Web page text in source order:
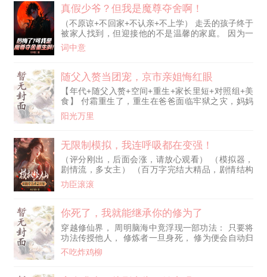
精髓，折服众多玩家！ 外国玩家纷纷拜倒在博大精
深的成语中！
真假少爷？但我是魔尊夺舍啊！
（不原谅+不回家+不认亲+不上学） 走丢的孩子终于
被家人找到，但迎接他的不是温馨的家庭。 因为一
个更受宠的养子代替了他。 处处被刁难，忍受不了
无尽偏见的他结束了自己的性命。 临死之际，魔尊
何为家人？ 提供负面情绪供我修炼，亦或者万魂幡
里一聚吧！ 秦长生直接脱离家族，利用魔道手段疯
狂提升实力。 同时发现这养子竟是私生子。 他略施
小计，就让私生子将秦家搞得家破人亡，更让私生子
杀死了秦父。 可同时，他惊讶地发现，自己已经闯
词中意
随父入赘当团宠，京市亲姐悔红眼
【年代+随父入赘+空间+重生+家长里短+对照组+美
食】 付霜重生了，重生在爸爸面临牢狱之灾，妈妈
急着改嫁去京市的这天。 前世她跟着改嫁的妈妈，
非但没过上好日子，还被周家父子轮流侵犯，被当成
死…… 这一次，她选择留下，陪着爸爸。 刚要拒绝
妈妈，妹妹下跪哭求去京市。 听着妹妹的话，对上
妹妹满含恨意的眼神，付霜知道，妹妹也重生了。
付
阳光万里
无限制模拟，我连呼吸都在变强！
（评分刚出，后面会涨，请放心观看） （模拟器，
剧情流，多女主） （百万字完结大精品，剧情结构
完整，环环相扣） 陈凡身陷合欢宗，沦为最低级的
耗材，地位连畜生都不如。 眼看就要被合欢宗妖女
拟，快活似神仙。 【恭喜宿主】 【成功继承15年间
所有记忆】 【成功继承炼气九层修为】 【成功继承
所有功法、法术修炼进度】 【成功继承筑基功法冰
心诀一本】 【成功继承筑基法术冰魄剑诀一本】
【成功继承聚气丹10瓶】 【成功继承下品灵石7块】
功臣滚滚
你死了，我就能继承你的修为了
穿越修仙界， 周明脑海中竟浮现一部功法： 只要将
功法传授他人， 修炼者一旦身死， 修为便会自动归
他所有， 还能层层叠加，永无上限。 长生，需要踏
着别人的尸骨攀登。 于是，周明微笑着，开始祸乱
不吃炸鸡柳